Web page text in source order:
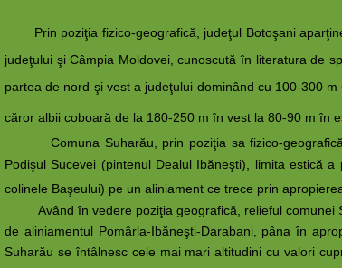
Prin poziţia fizico-geografică, judeţul Botoşani
judeţului şi Câmpia Moldovei, cunoscută în literatura de
partea de nord şi vest a judeţului dominând cu 100-300
căror albii coboară de la 180-250 m în vest la 80-90 m în
Comuna Suharău, prin poziţia sa fizico-geografică
Podişul Sucevei (pintenul Dealul Ibăneşti), limita estică
colinele Başeului) pe un aliniament ce trece prin
Având în vedere poziţia geografică, relieful comunei
de aliniamentul Pomârla-Ibăneşti-Darabani, pâna în
Suharău se întâlnesc cele mai mari altitudini cu valori